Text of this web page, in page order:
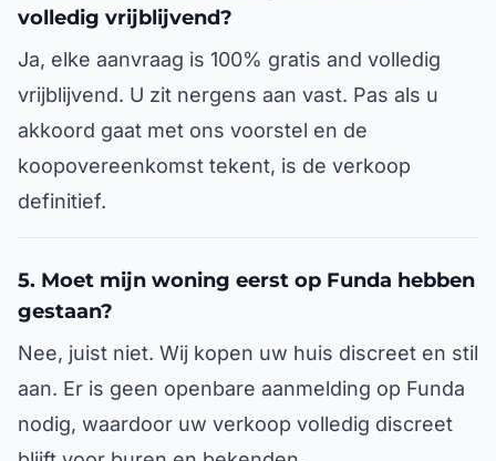
volledig vrijblijvend?
Ja, elke aanvraag is 100% gratis and volledig
vrijblijvend. U zit nergens aan vast. Pas als u
akkoord gaat met ons voorstel en de
koopovereenkomst tekent, is de verkoop
definitief.
5. Moet mijn woning eerst op Funda hebben
gestaan?
Nee, juist niet. Wij kopen uw huis discreet en stil
aan. Er is geen openbare aanmelding op Funda
nodig, waardoor uw verkoop volledig discreet